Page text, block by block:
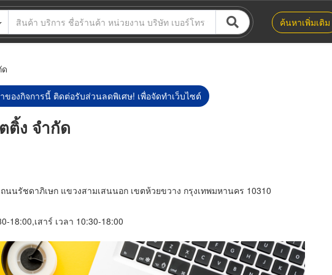
ค้นหาเพิ่มเติม
ของกิจการนี้ ติดต่อรับส่วนลดพิเศษ! เพื่อจัดทำเว็บไซต์
ติ้ง จำกัด
นนรัชดาภิเษก แขวงสามเสนนอก เขตห้วยขวาง กรุงเทพมหานคร 10310
18:00,เสาร์ เวลา 10:30-18:00